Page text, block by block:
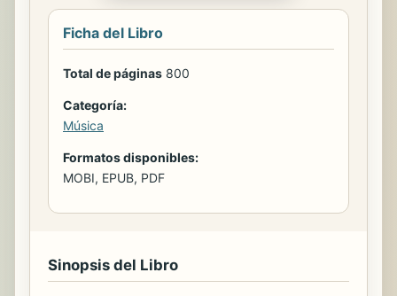
Ficha del Libro
Total de páginas 800
Categoría:
Música
Formatos disponibles:
MOBI, EPUB, PDF
Sinopsis del Libro